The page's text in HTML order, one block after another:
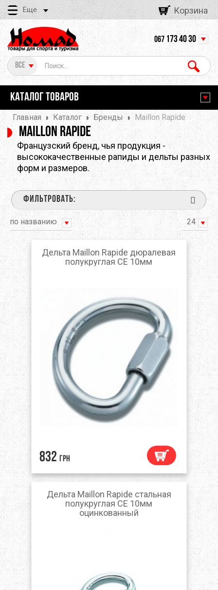
Еще Корзина
Все
067 173 40 30
КАТАЛОГ ТОВАРОВ
Главная Каталог Бренды Maillon Rapide
Maillon Rapide
Французский бренд, чья продукция -
высококачественные рапиды и дельты разных
форм и размеров.
ФИЛЬТРОВАТЬ:
по названию 24
Дельта Maillon Rapide дюралевая
полукруглая CE 10мм
832 грн
Дельта Maillon Rapide стальная
полукруглая CE 10мм
оцинкованный